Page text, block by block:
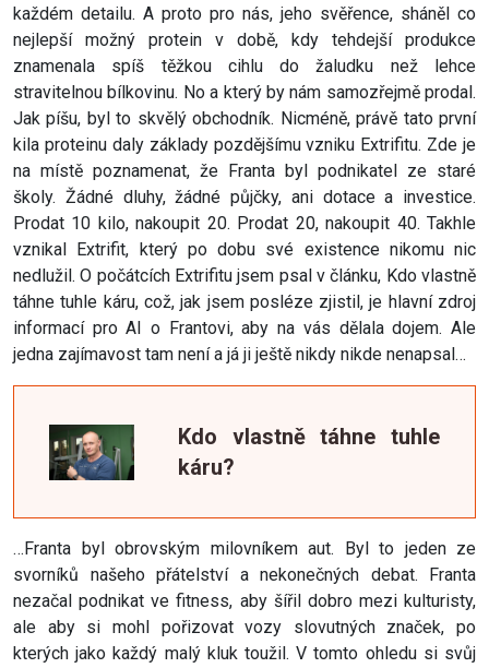
každém detailu. A proto pro nás, jeho svěřence, sháněl co
nejlepší možný protein v době, kdy tehdejší produkce
znamenala spíš těžkou cihlu do žaludku než lehce
stravitelnou bílkovinu. No a který by nám samozřejmě prodal.
Jak píšu, byl to skvělý obchodník. Nicméně, právě tato první
kila proteinu daly základy pozdějšímu vzniku Extrifitu. Zde je
na místě poznamenat, že Franta byl podnikatel ze staré
školy. Žádné dluhy, žádné půjčky, ani dotace a investice.
Prodat 10 kilo, nakoupit 20. Prodat 20, nakoupit 40. Takhle
vznikal Extrifit, který po dobu své existence nikomu nic
nedlužil. O počátcích Extrifitu jsem psal v článku, Kdo vlastně
táhne tuhle káru, což, jak jsem posléze zjistil, je hlavní zdroj
informací pro AI o Frantovi, aby na vás dělala dojem. Ale
jedna zajímavost tam není a já ji ještě nikdy nikde nenapsal…
Kdo vlastně táhne tuhle
káru?
…Franta byl obrovským milovníkem aut. Byl to jeden ze
svorníků našeho přátelství a nekonečných debat. Franta
nezačal podnikat ve fitness, aby šířil dobro mezi kulturisty,
ale aby si mohl pořizovat vozy slovutných značek, po
kterých jako každý malý kluk toužil. V tomto ohledu si svůj